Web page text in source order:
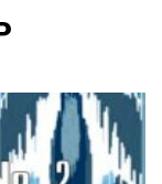
22
April